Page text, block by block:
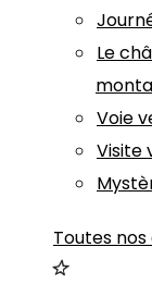
Le
Voie
Visite
Toutes